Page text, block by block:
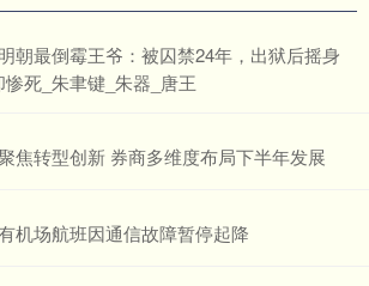
朝最倒霉王爷：被囚禁24年，出狱后摇身
死_朱聿键_朱器_唐王
焦转型创新 券商多维度布局下半年发展
机场航班因通信故障暂停起降